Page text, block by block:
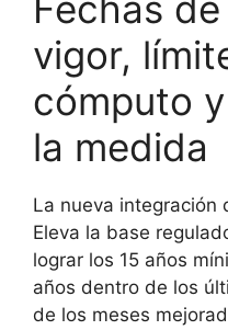
vigor,
cómputo
la medida
La nueva integración
Eleva la base
lograr los 15 años
años dentro de los
de los meses